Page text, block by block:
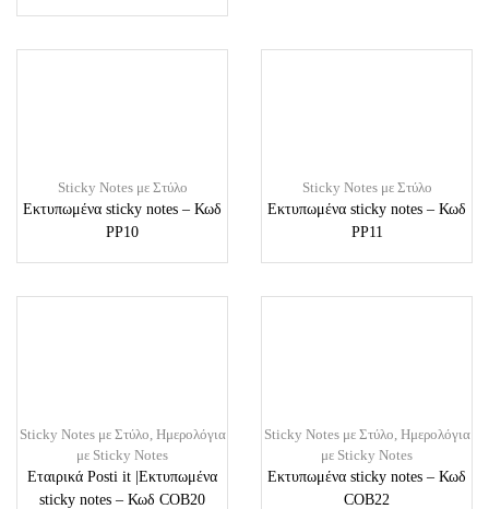
Sticky Notes με Στύλο
Εκτυπωμένα sticky notes – Κωδ
PP10
Sticky Notes με Στύλο
Εκτυπωμένα sticky notes – Κωδ
PP11
Sticky Notes με Στύλο Ημερολόγια
με Sticky Notes
Εταιρικά Posti it |Εκτυπωμένα
sticky notes – Κωδ COB20
Sticky Notes με Στύλο Ημερολόγια
με Sticky Notes
Εκτυπωμένα sticky notes – Κωδ
COB22